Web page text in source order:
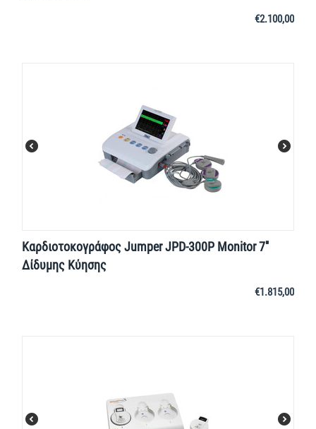
€2.100,00
Καρδιοτοκογράφος Jumper JPD-300P Monitor 7''
Δίδυμης Κύησης
€1.815,00